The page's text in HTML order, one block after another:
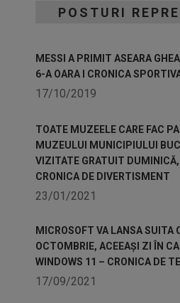
POSTURI
MESSI A PRIMIT ASEARA
6-A OARA I CRONICA
17/10/2019
TOATE MUZEELE CARE FAC
MUZEULUI MUNICIPIULUI
VIZITATE GRATUIT
CRONICA DE DIVERTISMENT
23/01/2021
MICROSOFT VA LANSA SUITA
OCTOMBRIE, ACEEAȘI ZI ÎN
WINDOWS 11 – CRONICA DE
17/09/2021